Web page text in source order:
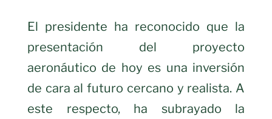
El presidente ha reconocido que la
presentación del proyecto
aeronáutico de hoy es una inversión
de cara al futuro cercano y realista. A
este respecto, ha subrayado la